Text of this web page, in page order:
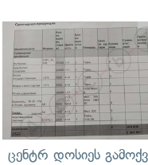
ცენტრ დოსიეს